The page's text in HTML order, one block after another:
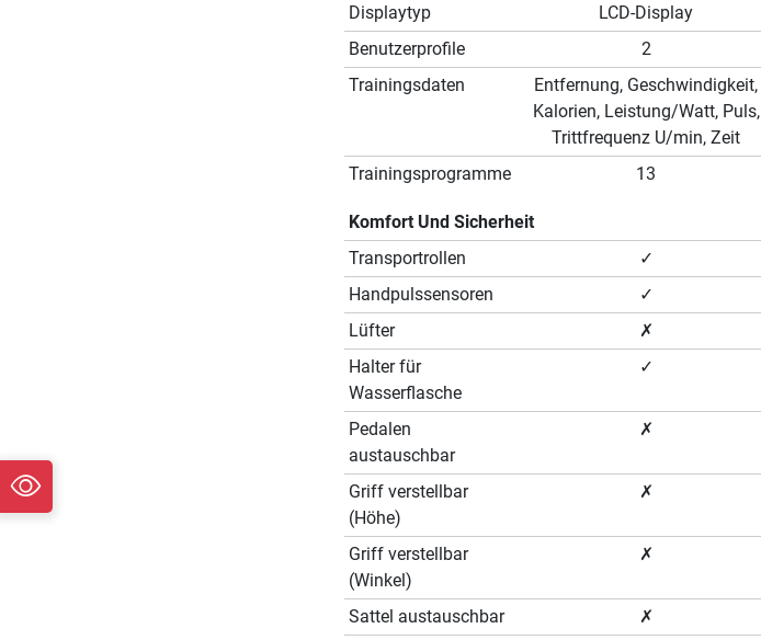
Displaytyp
LCD-Display
Benutzerprofile
2
Trainingsdaten
Entfernung, Geschwindigkeit,
Kalorien, Leistung/Watt, Puls,
Trittfrequenz U/min, Zeit
Trainingsprogramme
13
Komfort Und Sicherheit
Transportrollen
✓
Handpulssensoren
✓
Lüfter
✗
Halter für
Wasserflasche
✓
Pedalen
austauschbar
✗
Griff verstellbar
(Höhe)
✗
Griff verstellbar
(Winkel)
✗
Sattel austauschbar ✗